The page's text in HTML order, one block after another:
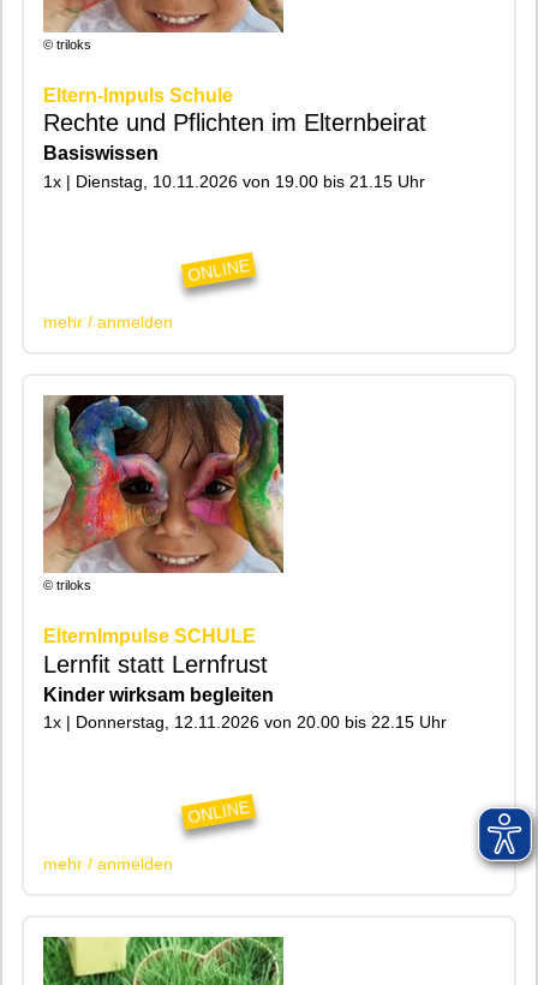
© triloks
Eltern-Impuls Schule
Rechte und Pflichten im Elternbeirat
Basiswissen
1x | Dienstag, 10.11.2026 von 19.00 bis 21.15 Uhr
ONLINE
mehr / anmelden
© triloks
ElternImpulse SCHULE
Lernfit statt Lernfrust
Kinder wirksam begleiten
1x | Donnerstag, 12.11.2026 von 20.00 bis 22.15 Uhr
ONLINE
mehr / anmelden